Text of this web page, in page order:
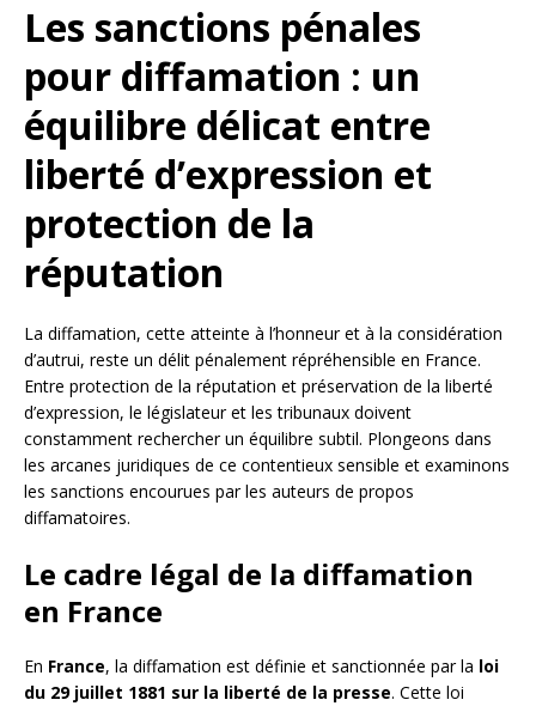
Les sanctions pénales
pour diffamation : un
équilibre délicat entre
liberté d’expression et
protection de la
réputation
La diffamation, cette atteinte à l’honneur et à la considération
d’autrui, reste un délit pénalement répréhensible en France.
Entre protection de la réputation et préservation de la liberté
d’expression, le législateur et les tribunaux doivent
constamment rechercher un équilibre subtil. Plongeons dans
les arcanes juridiques de ce contentieux sensible et examinons
les sanctions encourues par les auteurs de propos
diffamatoires.
Le cadre légal de la diffamation
en France
En France, la diffamation est définie et sanctionnée par la loi
du 29 juillet 1881 sur la liberté de la presse. Cette loi